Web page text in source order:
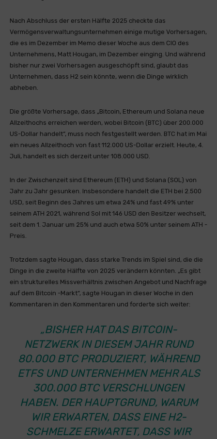
Nach Abschluss der ersten Hälfte 2025 checkte das
Vermögensverwaltungsunternehmen einige mutige Vorhersagen,
die es im Dezember im Memo dieser Woche aus dem CIO des
Unternehmens, Matt Hougan, im Dezember einging. Und während
bisher nur zwei Vorhersagen ausgeschöpft sind, glaubt das
Unternehmen, dass H2 sein könnte, wenn die Dinge wirklich
abheben.
Die größte Vorhersage, dass „Bitcoin, Ethereum und Solana neue
Allzeithochs erreichen werden, wobei Bitcoin (BTC) über 200.000
US-Dollar handelt“, muss noch festgestellt werden. BTC hat im Mai
ein neues Allzeithoch von fast 112.000 US-Dollar erzielt. Heute, 4.
Juli, handelt es sich derzeit unter 108.000 USD.
In der Zwischenzeit sind Ethereum (ETH) und Solana (SOL) von
Jahr zu Jahr gesunken. Insbesondere handelt die ETH bei 2.500
USD, seit Beginn des Jahres um etwa 24% und fast 49% unter
seinem ATH 2021, während Sol mit 146 USD den Besitzer wechselt,
seit dem 1. Januar um 25% und auch etwa 50% unter seinem ATH -
Preis.
Trotzdem sagte Hougan, dass starke Trends im Spiel sind, die die
Dinge in die zweite Hälfte von 2025 verändern könnten. „Es gibt
ein strukturelles Missverhältnis zwischen Angebot und Nachfrage
auf dem Bitcoin -Markt“, sagte Hougan in dieser Woche in den
Kommentaren in den Kommentaren und forderte sich weiter:
„BISHER HAT DAS BITCOIN-
NETZWERK IN DIESEM JAHR RUND
80.000 BTC PRODUZIERT, WÄHREND
ETFS UND UNTERNEHMEN MEHR ALS
300.000 BTC VERSCHLUNGEN
HABEN. DER HAUPTGRUND, WARUM
WIR ERWARTEN, DASS EINE H2-
SCHMELZE ERWARTET, DASS WIR